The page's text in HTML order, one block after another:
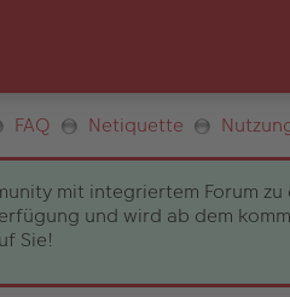
FAQ Netiquette
mit integriertem Forum
und wird ab dem
Sie!